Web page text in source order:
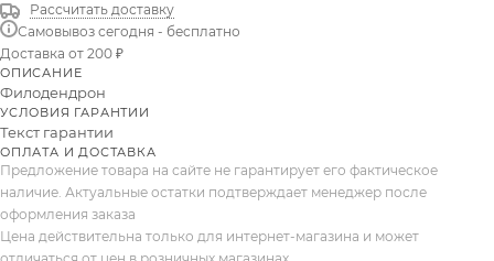
Melinoniigold Green Pricess
Империал Ред
Рассчитать доставку
Самовывоз сегодня - бесплатно
Доставка от 200 ₽
ОПИСАНИЕ
Филодендрон
УСЛОВИЯ ГАРАНТИИ
Текст гарантии
ОПЛАТА И ДОСТАВКА
Предложение товара на сайте не гарантирует его фактическое
наличие. Актуальные остатки подтверждает менеджер после
оформления заказа
Цена действительна только для интернет-магазина и может